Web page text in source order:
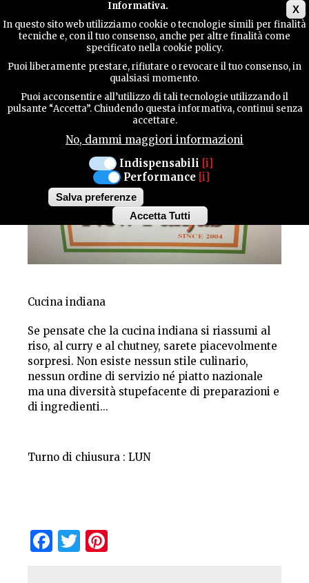
X
Informativa.
In questo sito web utilizziamo cookie o tecnologie simili per finalità
tecniche e, con il tuo consenso, anche per altre finalità come
specificato nella cookie policy.
Puoi liberamente prestare, rifiutare o revocare il tuo consenso, in
qualsiasi momento.
Puoi acconsentire all’utilizzo di tali tecnologie utilizzando il
pulsante “Accetta”. Chiudendo questa informativa, continui senza
accettare.
No, dammi maggiori informazioni
Indispensabili [i]
Performance [i]
Salva preferenze
Accetta Tutti
Withdraw
consent
CONTATTI
RISTORANTE
NEW PUNJAB
Cucina indiana
Se pensate che la cucina indiana si riassumi al
riso, al curry e al chutney, sarete piacevolmente
sorpresi. Non esiste nessun stile culinario,
nessun ordine di servizio né piatto nazionale
ma una diversità stupefacente di preparazioni e
di ingredienti...
Turno di chiusura : LUN
Facebook
Twitter